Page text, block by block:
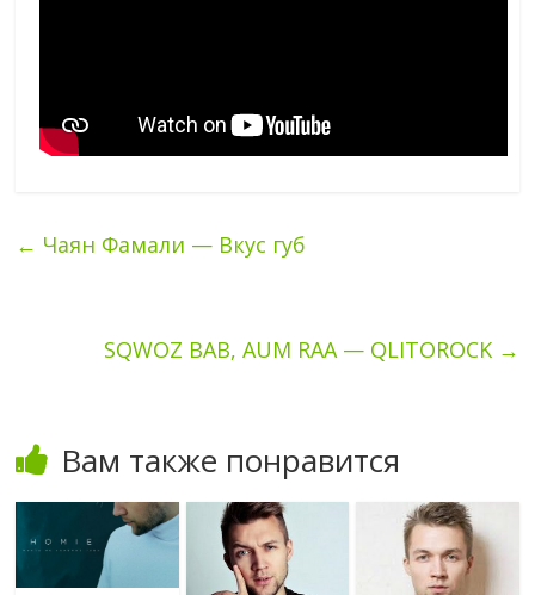
← Чаян Фамали — Вкус губ
SQWOZ BAB, AUM RAA — QLITOROCK →
Вам также понравится